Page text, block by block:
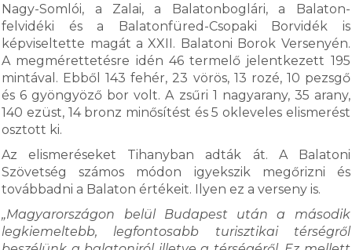
Nagy-Somlói, a Zalai, a Balatonboglári, a Balaton-
felvidéki és a Balatonfüred-Csopaki Borvidék is
képviseltette magát a XXII. Balatoni Borok Versenyén.
A megmérettetésre idén 46 termelő jelentkezett 195
mintával. Ebből 143 fehér, 23 vörös, 13 rozé, 10 pezsgő
és 6 gyöngyöző bor volt. A zsűri 1 nagyarany, 35 arany,
140 ezüst, 14 bronz minősítést és 5 okleveles elismerést
osztott ki.
Az elismeréseket Tihanyban adták át. A Balatoni
Szövetség számos módon igyekszik megőrizni és
továbbadni a Balaton értékeit. Ilyen ez a verseny is.
„Magyarországon belül Budapest után a második
legkiemeltebb, legfontosabb turisztikai térségről